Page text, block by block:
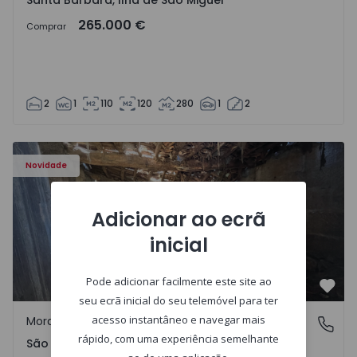
Comprar 265.000 €
2 1 110 120 280 1 2
Novidade
Moradia Vila Real, São Tomé do Castelo e Justes -
São Tomé do Castelo e Justes, Vila Real
Moradia Rústica
São Tomé do Castelo e Justes, Vila Real
Adicionar ao ecrã
inicial
Pode adicionar facilmente este site ao
seu ecrã inicial do seu telemóvel para ter
acesso instantâneo e navegar mais
rápido, com uma experiência semelhante